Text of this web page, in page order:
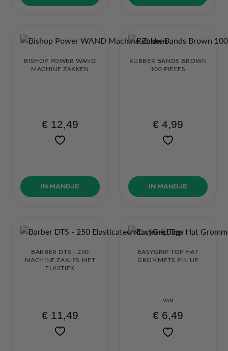
BISHOP POWER WAND
MACHINE ZAKKEN
€ 12,49
IN MANDJE
RUBBER BANDS BROWN
100 PIECES
€ 4,99
IN MANDJE
BARBER DTS - 250
MACHINE ZAKJES MET
ELASTIEK
€ 11,49
EASYGRIP TOP HAT
GROMMETS PIN UP
VAN
€ 6,49